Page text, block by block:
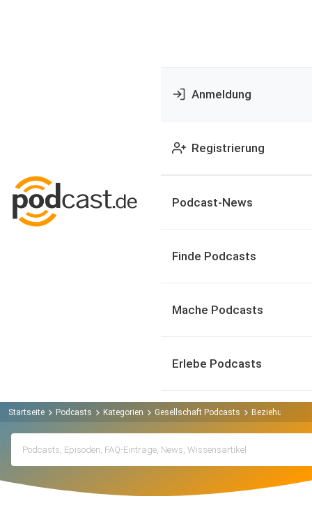
Anmeldung
Registrierung
Podcast-News
Finde Podcasts
Mache Podcasts
Erlebe Podcasts
Startseite Podcasts Kategorien Gesellschaft Podcasts Beziehungen